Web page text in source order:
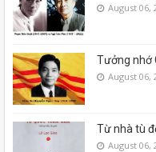
August 06,
Tưởng nhớ
August 06,
Từ nhà tù
August 06,